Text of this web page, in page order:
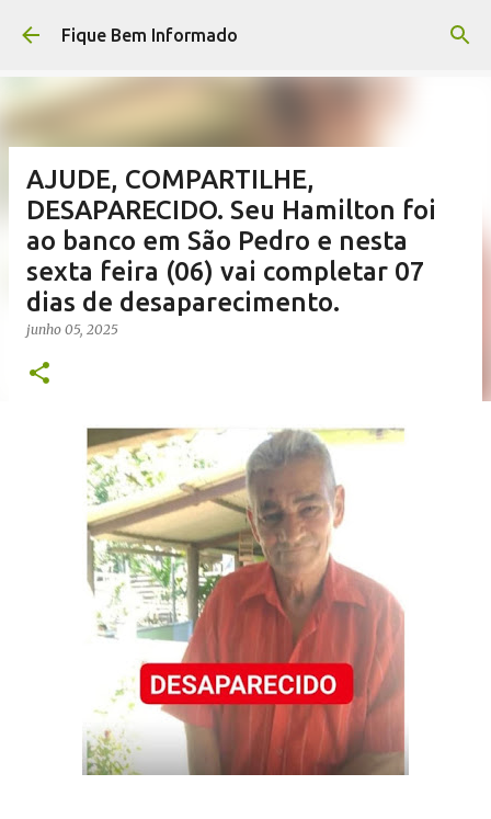
Pular para o conteúdo principal
Fique Bem Informado
AJUDE, COMPARTILHE,
DESAPARECIDO. Seu Hamilton foi
ao banco em São Pedro e nesta
sexta feira (06) vai completar 07
dias de desaparecimento.
junho 05, 2025